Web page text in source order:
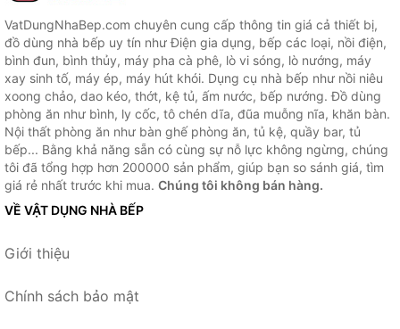
VatDungNhaBep.com chuyên cung cấp thông tin giá cả thiết bị,
đồ dùng nhà bếp uy tín như Điện gia dụng, bếp các loại, nồi điện,
bình đun, bình thủy, máy pha cà phê, lò vi sóng, lò nướng, máy
xay sinh tố, máy ép, máy hút khói. Dụng cụ nhà bếp như nồi niêu
xoong chảo, dao kéo, thớt, kệ tủ, ấm nước, bếp nướng. Đồ dùng
phòng ăn như bình, ly cốc, tô chén dĩa, đũa muỗng nĩa, khăn bàn.
Nội thất phòng ăn như bàn ghế phòng ăn, tủ kệ, quầy bar, tủ
bếp... Bằng khả năng sẵn có cùng sự nỗ lực không ngừng, chúng
tôi đã tổng hợp hơn 200000 sản phẩm, giúp bạn so sánh giá, tìm
giá rẻ nhất trước khi mua. Chúng tôi không bán hàng.
VỀ VẬT DỤNG NHÀ BẾP
Giới thiệu
Chính sách bảo mật